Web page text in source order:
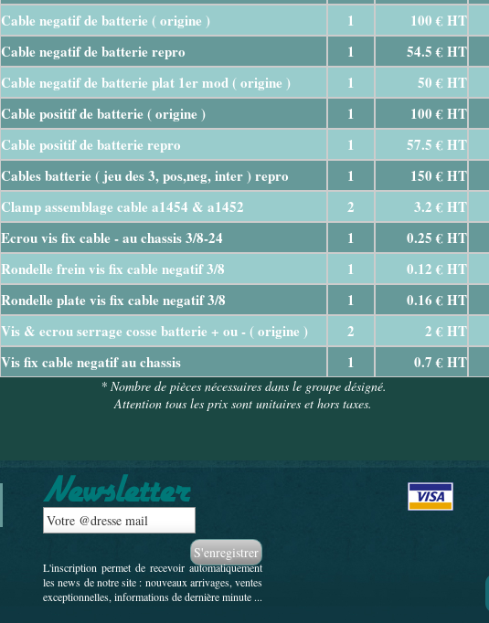
Cable negatif de batterie ( origine ) 1
100 € HT
Cable negatif de batterie repro 1 54.5 € HT
Cable negatif de batterie plat 1er mod ( origine ) 1
50 € HT
Cable positif de batterie ( origine ) 1
100 € HT
Cable positif de batterie repro 1 57.5 € HT
Cables batterie ( jeu des 3, pos,neg, inter ) repro 1 150 € HT
Clamp assemblage cable a1454 & a1452 2
3.2 € HT
Ecrou vis fix cable - au chassis 3/8-24 1
0.25 € HT
Rondelle frein vis fix cable negatif 3/8 1
0.12 € HT
Rondelle plate vis fix cable negatif 3/8 1
0.16 € HT
Vis & ecrou serrage cosse batterie + ou - ( origine ) 2
2 € HT
Vis fix cable negatif au chassis 1 0.7 € HT
* Nombre de pièces nécessaires dans le groupe désigné.
Attention tous les prix sont unitaires et hors taxes.
L'inscription permet de recevoir automatiquement
les news de notre site : nouveaux arrivages, ventes
exceptionnelles, informations de dernière minute ...